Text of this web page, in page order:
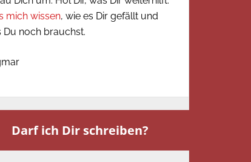
mich wissen, wie es Dir gefällt und
Du noch brauchst.
Darf ich Dir schreiben?